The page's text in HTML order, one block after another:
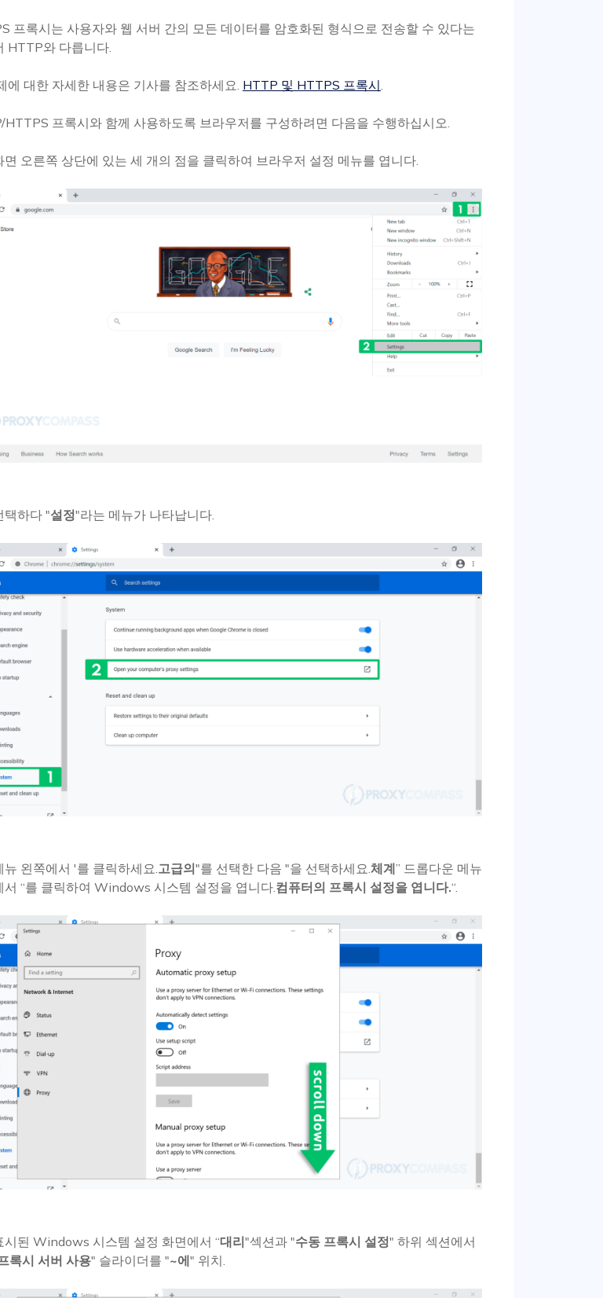
프록시는 사용자와 웹 서버 간의 모든 데이터를 암호화된 형식으로 전송할 수 있다는
HTTP와 다릅니다.
에 대한 자세한 내용은 기사를 참조하세요. HTTP 및 HTTPS 프록시.
HTTPS 프록시와 함께 사용하도록 브라우저를 구성하려면 다음을 수행하십시오.
면 오른쪽 상단에 있는 세 개의 점을 클릭하여 브라우저 설정 메뉴를 엽니다.
택하다 "설정"라는 메뉴가 나타납니다.
뉴 왼쪽에서 '를 클릭하세요.고급의"를 선택한 다음 "을 선택하세요.체계” 드롭다운 메뉴
서 “를 클릭하여 Windows 시스템 설정을 엽니다.컴퓨터의 프록시 설정을 엽니다.“.
시된 Windows 시스템 설정 화면에서 “대리"섹션과 "수동 프록시 설정" 하위 섹션에서
록시 서버 사용" 슬라이더를 "~에" 위치.